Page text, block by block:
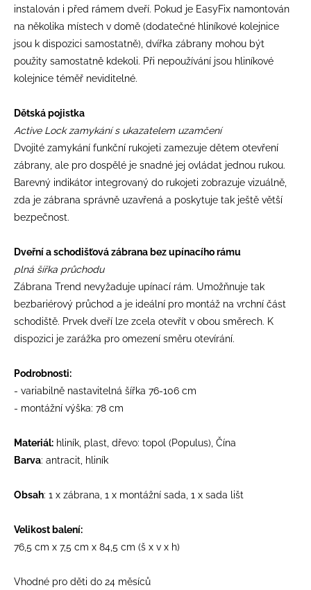
instalován i před rámem dveří. Pokud je EasyFix namontován
na několika místech v domě (dodatečné hliníkové kolejnice
jsou k dispozici samostatně), dvířka zábrany mohou být
použity samostatně kdekoli. Při nepoužívání jsou hliníkové
kolejnice téměř neviditelné.
Dětská pojistka
Active Lock zamykání s ukazatelem uzamčení
Dvojité zamykání funkční rukojeti zamezuje dětem otevření
zábrany, ale pro dospělé je snadné jej ovládat jednou rukou.
Barevný indikátor integrovaný do rukojeti zobrazuje vizuálně,
zda je zábrana správně uzavřená a poskytuje tak ještě větší
bezpečnost.
Dveřní a schodišťová zábrana bez upínacího rámu
plná šířka průchodu
Zábrana Trend nevyžaduje upínací rám. Umožňnuje tak
bezbariérový průchod a je ideální pro montáž na vrchní část
schodiště. Prvek dveří lze zcela otevřít v obou směrech. K
dispozici je zarážka pro omezení směru otevírání.
Podrobnosti:
- variabilně nastavitelná šířka 76-106 cm
- montážní výška: 78 cm
Materiál: hliník, plast, dřevo: topol (Populus), Čína
Barva: antracit, hliník
Obsah: 1 x zábrana, 1 x montážní sada, 1 x sada lišt
Velikost balení:
76,5 cm x 7,5 cm x 84,5 cm (š x v x h)
Vhodné pro děti do 24 měsíců